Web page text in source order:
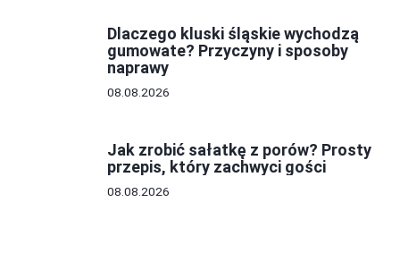
Dlaczego kluski śląskie wychodzą
gumowate? Przyczyny i sposoby
naprawy
08.08.2026
Jak zrobić sałatkę z porów? Prosty
przepis, który zachwyci gości
08.08.2026